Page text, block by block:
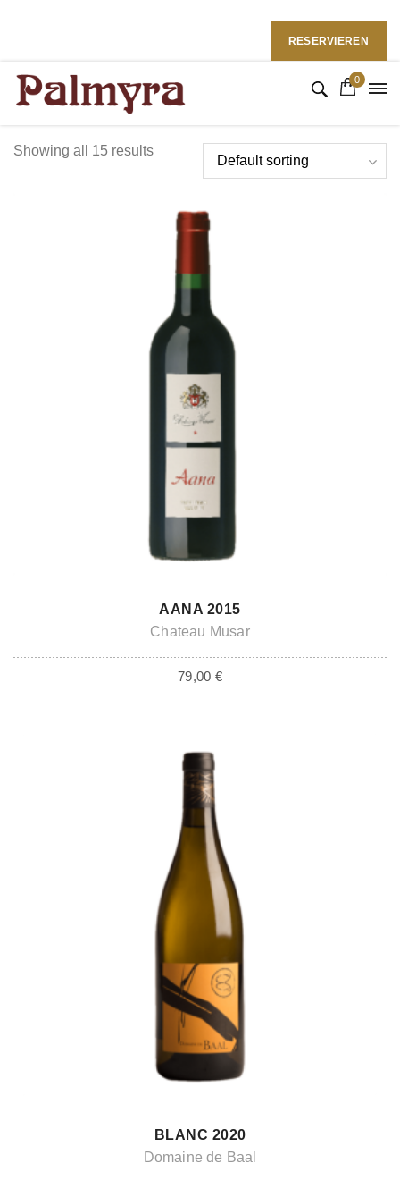
RESERVIEREN
0
Showing all 15 results
BALD ZUM ABHOLEN VERFÜGBAR
AANA 2015
Chateau Musar
79,00 €
ADD TO CART
BLANC 2020
Domaine de Baal